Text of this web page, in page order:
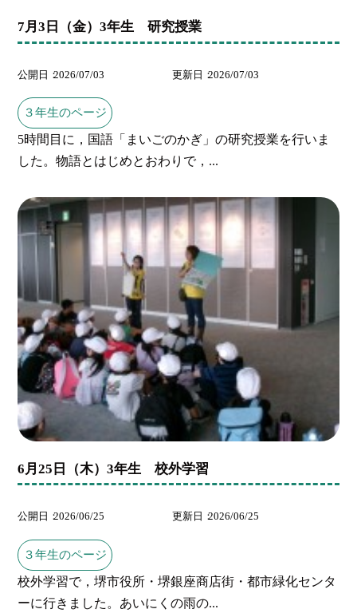
7月3日（金）3年生 研究授業
公開日 2026/07/03 更新日 2026/07/03
３年生のページ
5時間目に，国語「まいごのかぎ」の研究授業を行いま
した。物語とはじめとおわりで，...
6月25日（木）3年生 校外学習
公開日 2026/06/25 更新日 2026/06/25
３年生のページ
校外学習で，堺市役所・堺銀座商店街・都市緑化センタ
ーに行きました。あいにくの雨の...